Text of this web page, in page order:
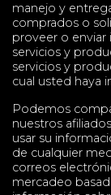
manejo y
comprados o
proveer o enviar
servicios y
servicios y
cual usted haya
Podemos
nuestros
usar su
de cualquier
correos
mercadeo